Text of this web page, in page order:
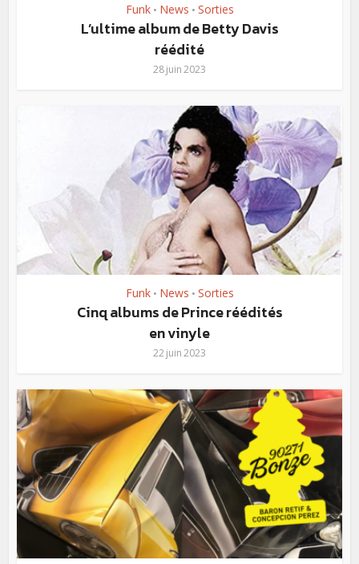
Funk • News • Sorties
L’ultime album de Betty Davis
réédité
28 juin 2023
Funk • News • Sorties
Cinq albums de Prince réédités
en vinyle
22 juin 2023